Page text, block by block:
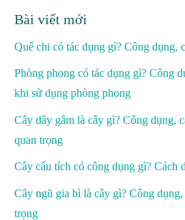
Bài viết mới
Quế chi có tác dụng gì? Công dụng,
Phòng phong có tác dụng gì? Công
khi sử dụng phòng phong
Cây dây gắm là cây gì? Công dụng,
quan trọng
Cây cẩu tích có công dụng gì? Cách
Cây ngũ gia bì là cây gì? Công
trọng